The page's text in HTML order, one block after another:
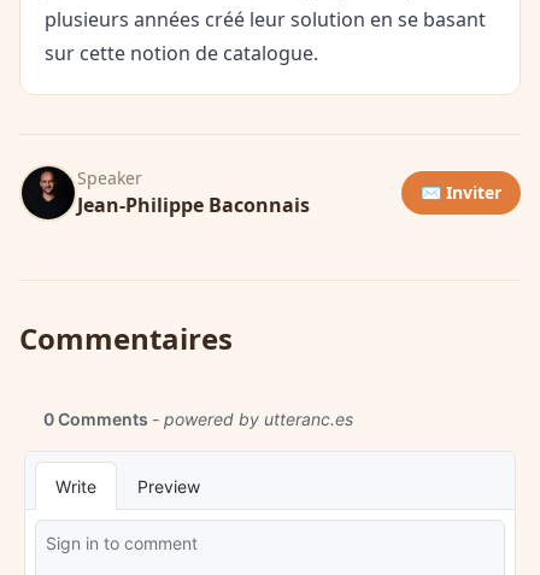
plusieurs années créé leur solution en se basant
sur cette notion de catalogue.
Speaker
Jean-Philippe Baconnais ✉️ Inviter
Commentaires